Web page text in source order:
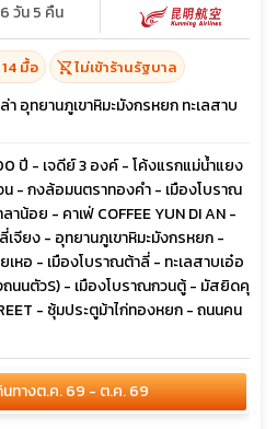
6 วัน 5 คืน
มื้อ shopping_cart_offไม่เข้าร้านรัฐบาล
อุทยานภูเขาหิมะมังกรหยก ทะเลสาบ
ปี - เจดีย์ 3 องค์ - โค้งแรกแม่น้ำแยง
น - กงล้อมนตราทองคำ - เมืองโบราณ
น้อย - คาเฟ่ COFFEE YUN DI AN -
จียง - อุทยานภูเขาหิมะมังกรหยก -
เหอ - เมืองโบราณต้าลี่ - ทะเลสาบเอ๋อ
ถนนตัวS) - เมืองโบราณกวนตู้ - มัสยิดคุ
- ซุ้มประตูม้าไก่ทองหยก - ถนนคน
นทางต.ค. 69 - ต.ค. 69